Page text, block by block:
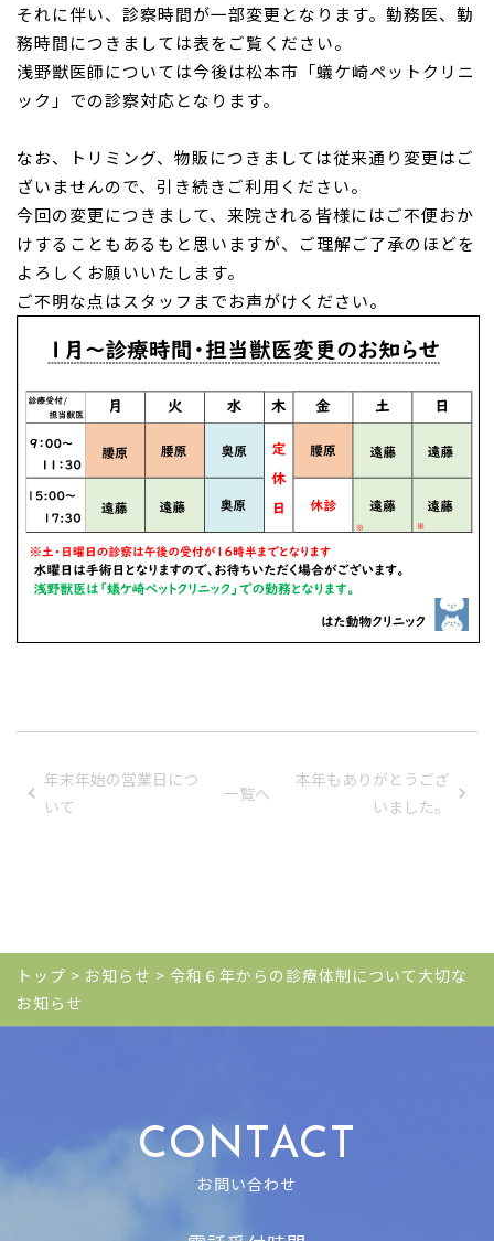
それに伴い、診察時間が一部変更となります。勤務医、勤
務時間につきましては表をご覧ください。
浅野獣医師については今後は松本市「蟻ケ崎ペットクリニ
ック」での診察対応となります。
なお、トリミング、物販につきましては従来通り変更はご
ざいませんので、引き続きご利用ください。
今回の変更につきまして、来院される皆様にはご不便おか
けすることもあるもと思いますが、ご理解ご了承のほどを
よろしくお願いいたします。
ご不明な点はスタッフまでお声がけください。
年末年始の営業日につ
いて
一覧へ
本年もありがとうござ
いました。
トップ > お知らせ > 令和６年からの診療体制について大切な
お知らせ
CONTACT
お問い合わせ